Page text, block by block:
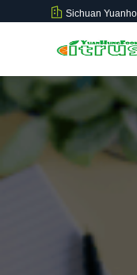
Sichuan